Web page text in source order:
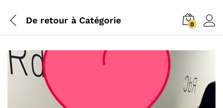
De retour à Catégorie 0